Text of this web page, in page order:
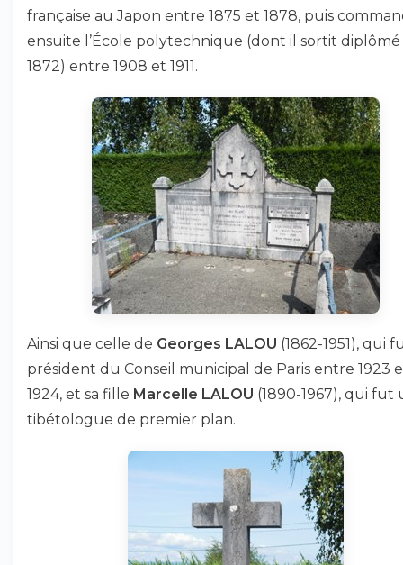
française au Japon entre 1875 et 1878, puis
ensuite l’École polytechnique (dont il sortit
1872) entre 1908 et 1911.
Ainsi que celle de Georges LALOU (1862-1951), qui
président du Conseil municipal de Paris entre 1923
1924, et sa fille Marcelle LALOU (1890-1967), qui fut
tibétologue de premier plan.